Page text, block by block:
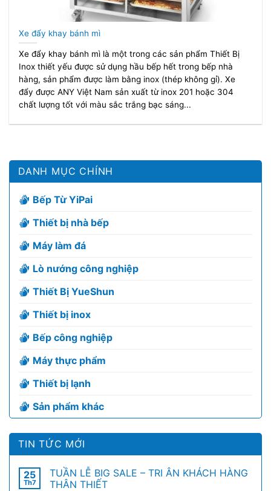
Xe đẩy khay bánh mì
Xe đẩy khay bánh mì là một trong các sản phẩm Thiết Bị
Inox thiết yếu được sử dụng hầu bếp hết trong bếp nhà
hàng, sản phẩm được làm bằng inox (thép không gỉ). Xe
đẩy được ANY Việt Nam sản xuất từ inox 201 hoặc 304
chất lượng tốt với màu sắc trắng bạc sáng...
DANH MỤC CHÍNH
Bếp Từ YiPai
Thiết bị nhà bếp
Máy làm đá
Lò nướng công nghiệp
Thiết Bị YueShun
Thiết bị inox
Bếp công nghiệp
Máy thực phẩm
Thiết bị lạnh
Sản phẩm khác
TIN TỨC MỚI
25
Th7
TUẦN LỄ BIG SALE – TRI ÂN KHÁCH HÀNG
THÂN THIẾT